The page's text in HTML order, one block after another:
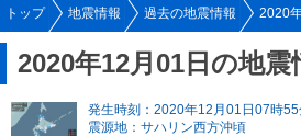
トップ 地震情報 過去の地震情報 2020
2020年12月01日の地震
発生時刻：2020年12月01日07時55
震源地：サハリン西方沖頃